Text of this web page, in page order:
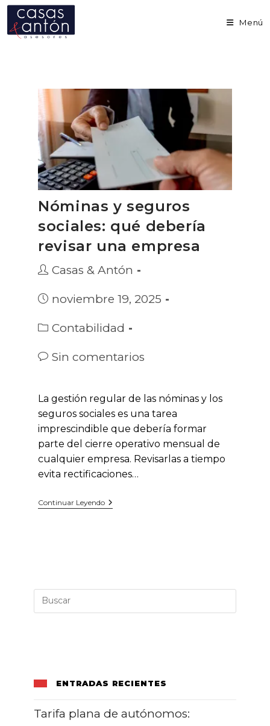
contenido
Menú
Nóminas y seguros
sociales: qué debería
revisar una empresa
Autor
la
entrada:
Casas & Antón
Publicación
la
entrada:
noviembre 19, 2025
Categoría
la
entrada:
Contabilidad
Comentarios
entrada:
Sin comentarios
La gestión regular de las nóminas y los
seguros sociales es una tarea
imprescindible que debería formar
parte del cierre operativo mensual de
cualquier empresa. Revisarlas a tiempo
evita rectificaciones…
Continuar LeyendoNóminas
Y
ENTRADAS RECIENTES
Tarifa plana de autónomos: